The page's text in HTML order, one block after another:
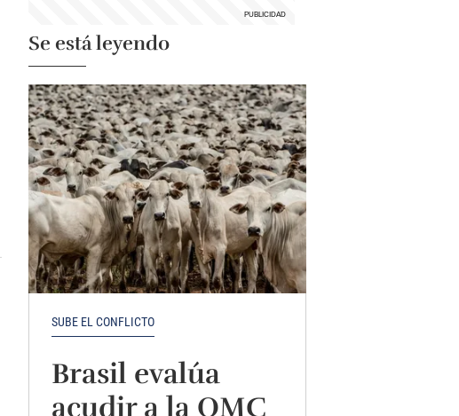
Se está leyendo
SUBE EL CONFLICTO
Brasil evalúa
acudir a la OMC